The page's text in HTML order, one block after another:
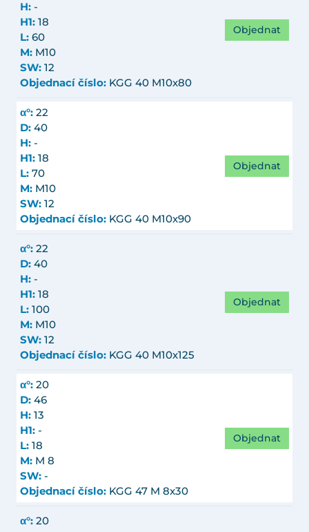
H: -
H1: 18
L: 60
M: M10
SW: 12
Objednací číslo: KGG 40 M10x80
Objednat
α°: 22
D: 40
H: -
H1: 18
L: 70
M: M10
SW: 12
Objednací číslo: KGG 40 M10x90
Objednat
α°: 22
D: 40
H: -
H1: 18
L: 100
M: M10
SW: 12
Objednací číslo: KGG 40 M10x125
Objednat
α°: 20
D: 46
H: 13
H1: -
L: 18
M: M 8
SW: -
Objednací číslo: KGG 47 M 8x30
Objednat
α°: 20